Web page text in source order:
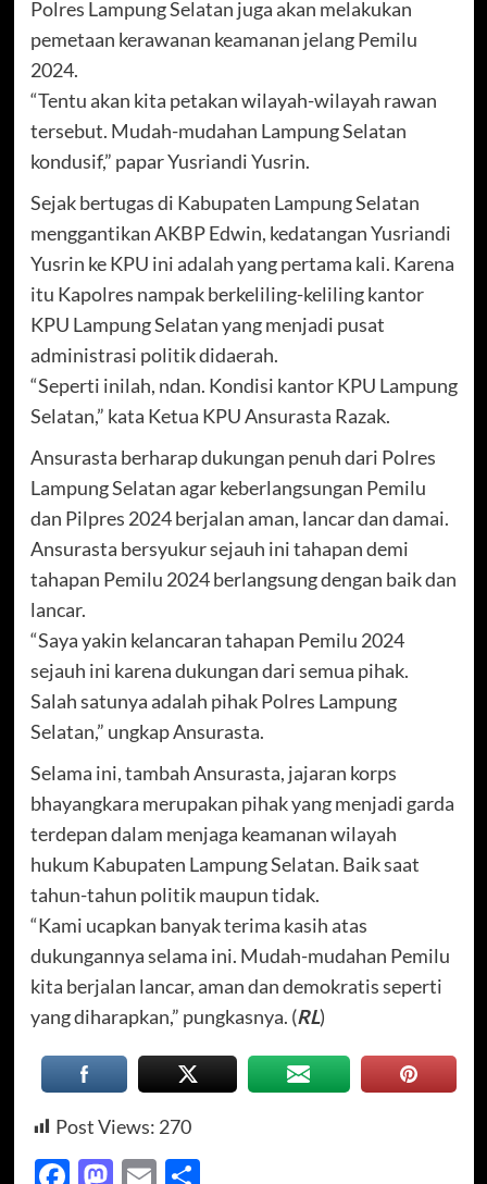
Polres Lampung Selatan juga akan melakukan
pemetaan kerawanan keamanan jelang Pemilu
2024.
“Tentu akan kita petakan wilayah-wilayah rawan
tersebut. Mudah-mudahan Lampung Selatan
kondusif,” papar Yusriandi Yusrin.
Sejak bertugas di Kabupaten Lampung Selatan
menggantikan AKBP Edwin, kedatangan Yusriandi
Yusrin ke KPU ini adalah yang pertama kali. Karena
itu Kapolres nampak berkeliling-keliling kantor
KPU Lampung Selatan yang menjadi pusat
administrasi politik didaerah.
“Seperti inilah, ndan. Kondisi kantor KPU Lampung
Selatan,” kata Ketua KPU Ansurasta Razak.
Ansurasta berharap dukungan penuh dari Polres
Lampung Selatan agar keberlangsungan Pemilu
dan Pilpres 2024 berjalan aman, lancar dan damai.
Ansurasta bersyukur sejauh ini tahapan demi
tahapan Pemilu 2024 berlangsung dengan baik dan
lancar.
“Saya yakin kelancaran tahapan Pemilu 2024
sejauh ini karena dukungan dari semua pihak.
Salah satunya adalah pihak Polres Lampung
Selatan,” ungkap Ansurasta.
Selama ini, tambah Ansurasta, jajaran korps
bhayangkara merupakan pihak yang menjadi garda
terdepan dalam menjaga keamanan wilayah
hukum Kabupaten Lampung Selatan. Baik saat
tahun-tahun politik maupun tidak.
“Kami ucapkan banyak terima kasih atas
dukungannya selama ini. Mudah-mudahan Pemilu
kita berjalan lancar, aman dan demokratis seperti
yang diharapkan,” pungkasnya. (RL)
Post Views: 270